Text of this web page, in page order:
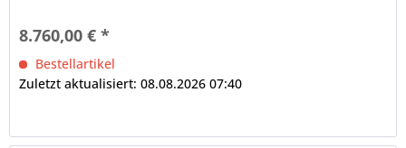
8.760,00 € *
Bestellartikel
Zuletzt aktualisiert: 08.08.2026 07:40